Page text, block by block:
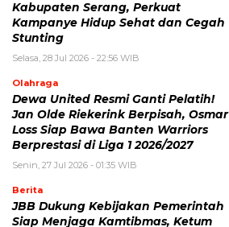
Kabupaten Serang, Perkuat
Kampanye Hidup Sehat dan Cegah
Stunting
Selasa, 28 Jul 2026 - 22:56 WIB
Olahraga
Dewa United Resmi Ganti Pelatih!
Jan Olde Riekerink Berpisah, Osmar
Loss Siap Bawa Banten Warriors
Berprestasi di Liga 1 2026/2027
Senin, 27 Jul 2026 - 01:35 WIB
Berita
JBB Dukung Kebijakan Pemerintah
Siap Menjaga Kamtibmas, Ketum